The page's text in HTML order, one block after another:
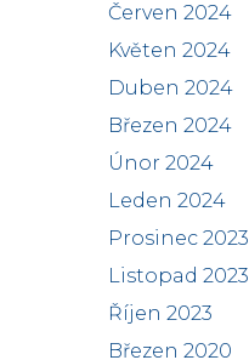
Červen 2024
Květen 2024
Duben 2024
Březen 2024
Únor 2024
Leden 2024
Prosinec 2023
Listopad 2023
Říjen 2023
Březen 2020